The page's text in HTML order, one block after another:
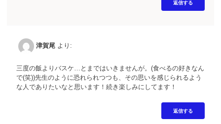
返信する
津賀尾 より:
三度の飯よりバスケ…とまではいきませんが。(食べるの好きなん
で(笑))先生のように恐れられつつも、その思いを感じられるよう
な人でありたいなと思います！続き楽しみにしてます！
返信する